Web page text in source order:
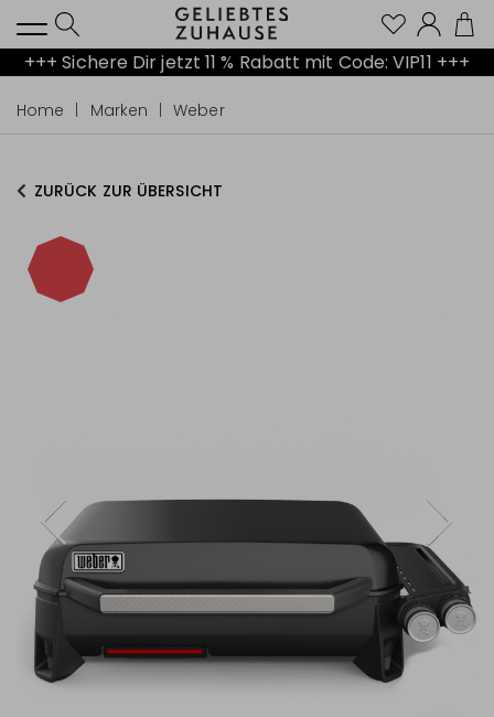
+++ Sichere Dir jetzt 11 % Rabatt mit Code: VIP11 +++
Home Marken Weber
ZURÜCK ZUR ÜBERSICHT